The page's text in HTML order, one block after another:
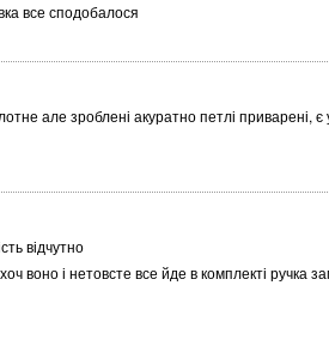
все сподобалося
але зроблені акуратно петлі
відчутно
воно і нетовсте все йде в комплекті ручка